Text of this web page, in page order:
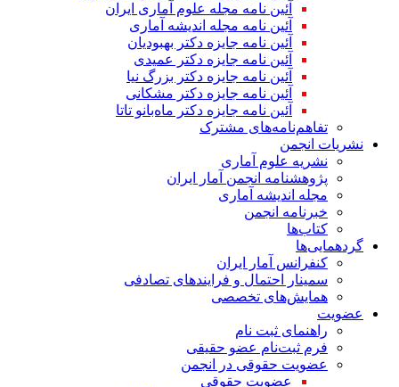
آئین نامه مجله علوم آماری ایران
آئین نامه مجله اندیشه آماری
آئین‌ نامه جایزه دکتر بهبودیان
آئین نامه جایزه دکتر عمیدی
آئین نامه جایزه دکتر بزرگ نیا
آئین نامه جایزه دکتر مشکانی
آئین نامه جایزه دکتر ماه‌بانو تاتا
تفاهم‌نامه‌های مشترک
نشریات انجمن
نشریه علوم آماری
پژوهشنامه انجمن آمار ایران
مجله اندیشه آماری
خبرنامه انجمن
کتاب‌ها
گردهمایی‌ها
کنفرانس آمار ایران
سمینار احتمال و فرایندهای تصادفی
همایش‌های تخصصی
عضویت
راهنمای ثبت نام
فرم ثبت‌نام عضو حقیقی
عضویت حقوقی در انجمن
عضویت حقوقی